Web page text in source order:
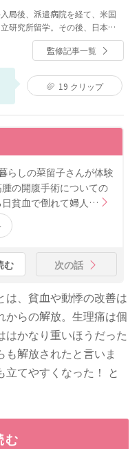
局後、派遣病院を経て、米国
研究所留学。その後、日本医
なり、平成7年5月から三楽病院
病院客員講師、三楽病院産婦
職。2004年2月2日より、三鷹
開業。
監修記事一覧
19 クリップ
らしの菜留子さんが体験
の開腹手術についての
日貧血で倒れて婦人…
む 次の話
は、貧血や動悸の改善は
からの解放。生理痛は個
はかなり重いほうだった
解放されたと言いま
てやすくなった！ と
む